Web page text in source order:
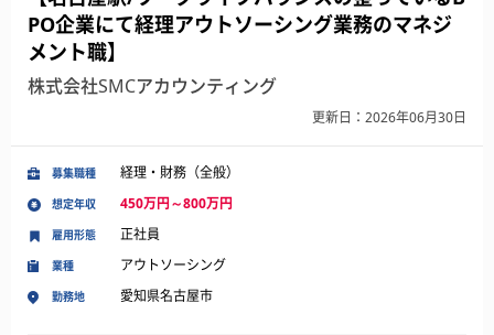
PO企業にて経理アウトソーシング業務のマネジ
メント職】
株式会社SMCアカウンティング
更新日：2026年06月30日
募集職種 経理・財務（全般）
想定年収 450万円～800万円
業種 アウトソーシング
勤務地 愛知県名古屋市
雇用形態 正社員